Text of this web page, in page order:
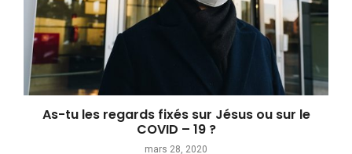
As-tu les regards fixés sur Jésus ou sur le
COVID – 19 ?
mars 28, 2020